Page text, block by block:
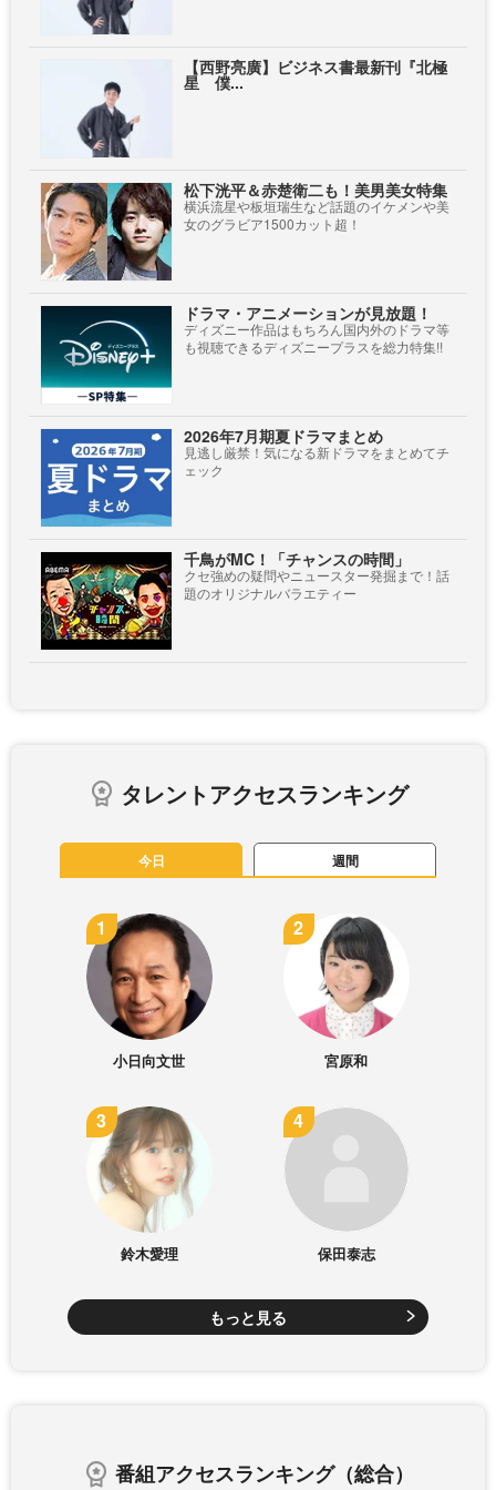
【西野亮廣】ビジネス書最新刊『北極
星 僕...
松下洸平＆赤楚衛二も！美男美女特集
横浜流星や板垣瑞生など話題のイケメンや美
女のグラビア1500カット超！
ドラマ・アニメーションが見放題！
ディズニー作品はもちろん国内外のドラマ等
も視聴できるディズニープラスを総力特集!!
2026年7月期夏ドラマまとめ
見逃し厳禁！気になる新ドラマをまとめてチ
ェック
千鳥がMC！「チャンスの時間」
クセ強めの疑問やニュースター発掘まで！話
題のオリジナルバラエティー
タレントアクセスランキング
今日 週間
小日向文世 宮原和
鈴木愛理 保田泰志
もっと見る
番組アクセスランキング（総合）